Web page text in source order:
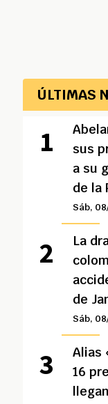
ÚLTIMAS
sus
a su
de la
Sáb,
La
de
Sáb,
Alias
16